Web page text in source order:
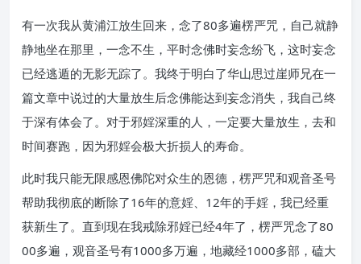
有一次我从黄浦江放生回来，念了80多遍楞严咒，自己就静
静地坐在那里，一念不生，平时念佛时妄念纷飞，这时妄念
已经逃遁的无影无踪了。我终于明白了华山思过崖师兄在一
篇文章中说过的大量放生后念佛能达到妄念消失，我自己终
于深有体会了。对于邪婬深重的人，一定要大量放生，去和
时间赛跑，因为邪婬会极大折损人的寿命。
此时我只能无限感恩佛陀对众生的恩德，楞严咒和观音圣号
帮助我彻底的断除了16年的意婬、12年的手婬，我已经重
获新生了。直到现在我戒除邪婬已经4年了，楞严咒念了80
00多遍，观音圣号有1000多万遍，地藏经1000多部，磕大